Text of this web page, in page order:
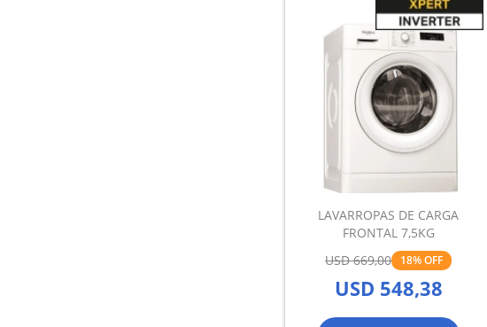
LAVARROPAS DE CARGA
FRONTAL 7,5KG
USD 669,00 18
USD 548,38